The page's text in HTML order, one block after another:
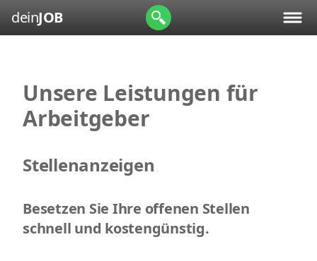
deinJOB
Unsere Leistungen für
Arbeitgeber
Stellenanzeigen
Besetzen Sie Ihre offenen Stellen
schnell und kostengünstig.